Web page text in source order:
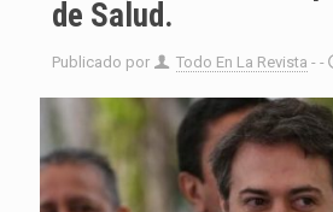
de Salud.
Publicado por Todo En La Revista - -